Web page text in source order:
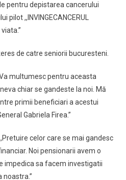
pentru depistarea cancerului
,,INVINGECANCERUL
de catre seniorii bucuresteni.
multumesc pentru aceasta
chiar se gandeste la noi. Mă
primii beneficiari a acestui
Gabriela Firea.”
celor care se mai gandesc
Noi pensionarii avem o
impedica sa facem investigatii